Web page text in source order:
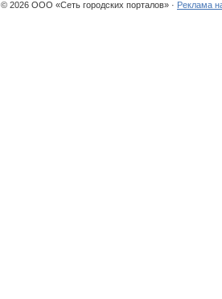
© 2026 ООО «Сеть городских порталов» · Реклама